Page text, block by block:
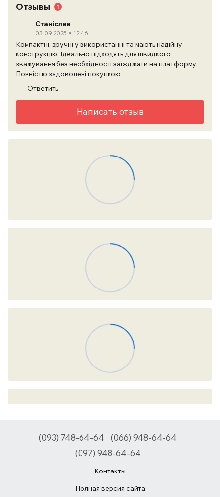
Отзывы 1
Станіслав
03.09.2025 в 12:46
Компактні, зручні у використанні та мають надійну
конструкцію. Ідеально підходять для швидкого
зважування без необхідності заїжджати на платформу.
Повністю задоволені покупкою
Ответить
Написать отзыв
(093) 748-64-64
(066) 948-64-64
(097) 948-64-64
Контакты
Полная версия сайта